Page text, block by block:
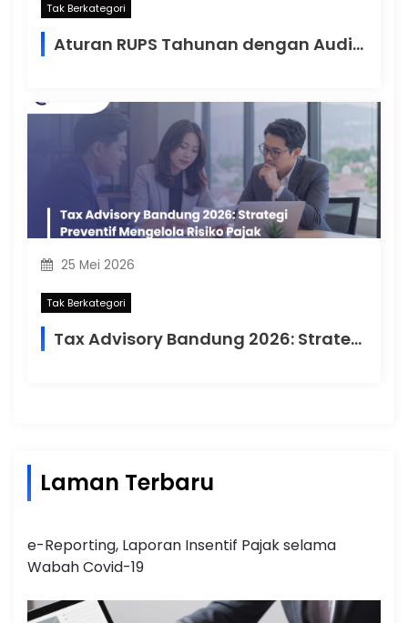
Tak Berkategori
Aturan RUPS Tahunan dengan Audit KAP dan Akta Notaris Resmi
25 Mei 2026
Tak Berkategori
Tax Advisory Bandung 2026: Strategi Preventif Mengelola Risiko Pajak
Laman Terbaru
e-Reporting, Laporan Insentif Pajak selama
Wabah Covid-19